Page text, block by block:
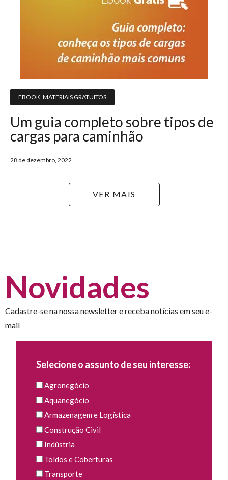
EBOOK MATERIAIS GRATUITOS
Um guia completo sobre tipos de
cargas para caminhão
28 de dezembro, 2022
VER MAIS
Novidades
Cadastre-se na nossa newsletter e receba notícias em seu e-
mail
Selecione o assunto de seu interesse:
Agronegócio
Aquanegócio
Armazenagem e Logística
Construção Civil
Indústria
Toldos e Coberturas
Transporte